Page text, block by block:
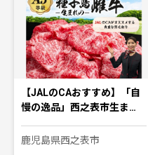
【JALのCAおすすめ】「自
慢の逸品」西之表市生ま…
鹿児島県西之表市